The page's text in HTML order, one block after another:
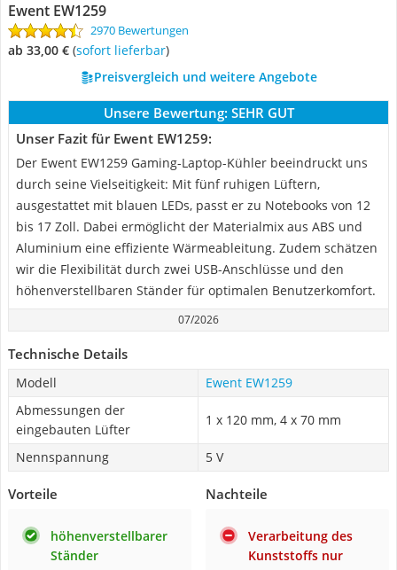
Ewent EW1259
2970 Bewertungen
ab 33,00 € ( Sofort lieferbar)
Preisvergleich und weitere Angebote
Unsere Bewertung: SEHR GUT
Unser Fazit für Ewent EW1259:
Der Ewent EW1259 Gaming-Laptop-Kühler beeindruckt uns
durch seine Vielseitigkeit: Mit fünf ruhigen Lüftern,
ausgestattet mit blauen LEDs, passt er zu Notebooks von 12
bis 17 Zoll. Dabei ermöglicht der Materialmix aus ABS und
Aluminium eine effiziente Wärmeableitung. Zudem schätzen
wir die Flexibilität durch zwei USB-Anschlüsse und den
höhenverstellbaren Ständer für optimalen Benutzerkomfort.
07/2026
Technische Details
Modell
Ewent EW1259
Abmessungen der
eingebauten Lüfter
1 x 120 mm, 4 x 70 mm
Nennspannung 5 V
Vorteile
höhenverstellbarer
Ständer
Nachteile
Verarbeitung des
Kunststoffs nur